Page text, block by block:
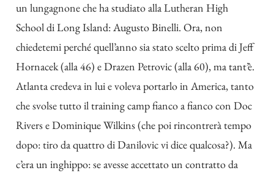
un lungagnone che ha studiato alla Lutheran High
School di Long Island: Augusto Binelli. Ora, non
chiedetemi perché quell’anno sia stato scelto prima di Jeff
Hornacek (alla 46) e Drazen Petrovic (alla 60), ma tant’è.
Atlanta credeva in lui e voleva portarlo in America, tanto
che svolse tutto il training camp fianco a fianco con Doc
Rivers e Dominique Wilkins (che poi rincontrerà tempo
dopo: tiro da quattro di Danilovic vi dice qualcosa?). Ma
c’era un inghippo: se avesse accettato un contratto da